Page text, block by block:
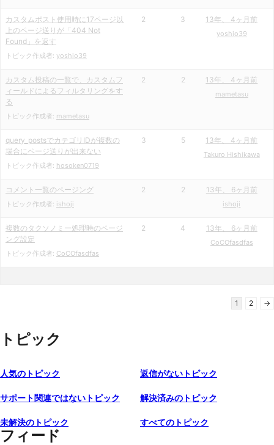
カスタムポスト使用時に17ページ以
上のページ送りが「404 Not
Found」を返す
トピック作成者: yoshio39
2 3 13年、 4ヶ月前
yoshio39
カスタム投稿の一覧で、カスタムフ
ィールドによるフィルタリングをす
る
トピック作成者: mametasu
2 2 13年、 4ヶ月前
mametasu
query_postsでカテゴリIDが複数の
場合にページ送りが出来ない
トピック作成者: hosoken0719
3 5 13年、 4ヶ月前
Takuro Hishikawa
コメント一覧のページング
トピック作成者: ishoji
2 2 13年、 6ヶ月前
ishoji
複数のタクソノミー処理時のページ
ング設定
トピック作成者: CoCOfasdfas
2 4 13年、 6ヶ月前
CoCOfasdfas
1 2 →
トピック
人気のトピック 返信がないトピック
サポート関連ではないトピック 解決済みのトピック
未解決のトピック すべてのトピック
フィード